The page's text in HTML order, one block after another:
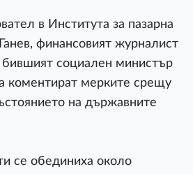
в Института за пазарна
финансовият журналист
социален министър
коментират мерките срещу
на държавните
се обединиха около